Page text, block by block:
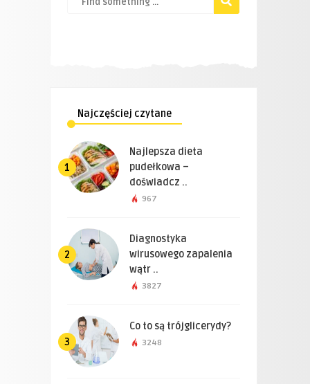
Najczęściej czytane
1
Najlepsza dieta
pudełkowa –
doświadcz ..
967
2
Diagnostyka
wirusowego zapalenia
wątr ..
3827
3
Co to są trójglicerydy?
3248